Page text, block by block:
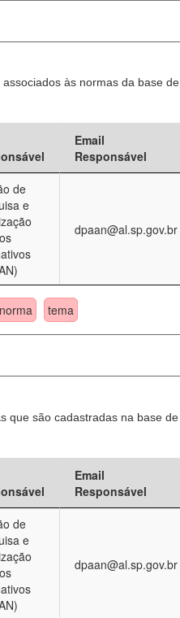
às normas da base de
Email
Responsável
de
e
dpaan@al.sp.gov.br
norma tema
que são cadastradas na base de
Email
Responsável
de
e
dpaan@al.sp.gov.br